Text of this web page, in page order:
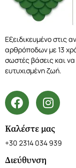
Εξειδικευμένο στις
αρθρόποδων με 13
σωστές βάσεις και
ευτυχισμένη ζωή.
Καλέστε μας
+30 2314 034 939
Διεύθυνση